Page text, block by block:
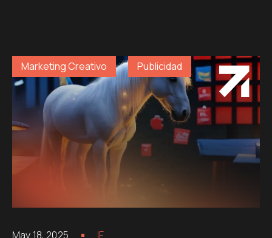
Marketing Creativo Publicidad
May 18, 2025 IF